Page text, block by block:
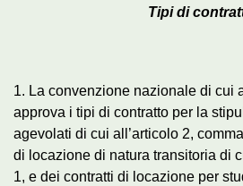
Tipi di
1. La convenzione nazionale di cui
approva i tipi di contratto per la
agevolati di cui all’articolo 2,
di locazione di natura transitoria di
1, e dei contratti di locazione per